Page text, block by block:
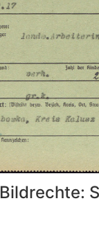
Bildrechte: